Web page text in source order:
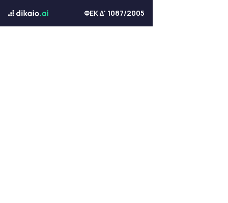
ΦΕΚ Δ' 1087/2005